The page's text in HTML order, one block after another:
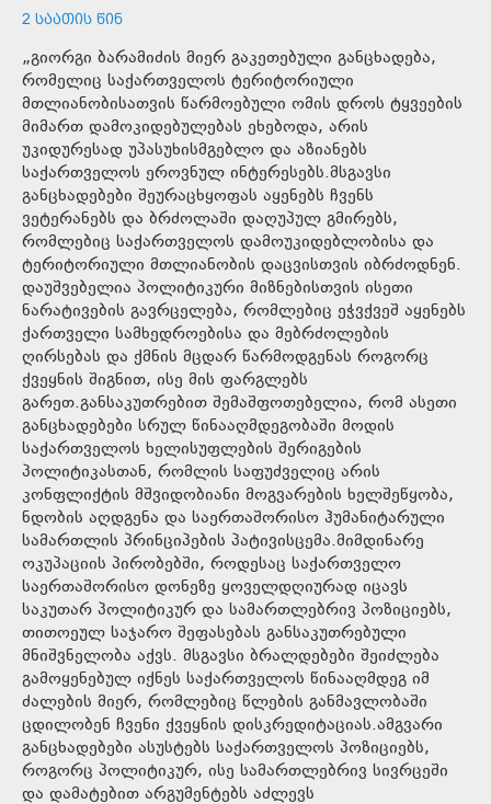
2 ᲡᲐᲐᲗᲘᲡ ᲬᲘᲜ
„გიორგი ბარამიძის მიერ გაკეთებული განცხადება,
რომელიც საქართველოს ტერიტორიული
მთლიანობისათვის წარმოებული ომის დროს ტყვეების
მიმართ დამოკიდებულებას ეხებოდა, არის
უკიდურესად უპასუხისმგებლო და აზიანებს
საქართველოს ეროვნულ ინტერესებს.მსგავსი
განცხადებები შეურაცხყოფას აყენებს ჩვენს
ვეტერანებს და ბრძოლაში დაღუპულ გმირებს,
რომლებიც საქართველოს დამოუკიდებლობისა და
ტერიტორიული მთლიანობის დაცვისთვის იბრძოდნენ.
დაუშვებელია პოლიტიკური მიზნებისთვის ისეთი
ნარატივების გავრცელება, რომლებიც ეჭვქვეშ აყენებს
ქართველი სამხედროებისა და მებრძოლების
ღირსებას და ქმნის მცდარ წარმოდგენას როგორც
ქვეყნის შიგნით, ისე მის ფარგლებს
გარეთ.განსაკუთრებით შემაშფოთებელია, რომ ასეთი
განცხადებები სრულ წინააღმდეგობაში მოდის
საქართველოს ხელისუფლების შერიგების
პოლიტიკასთან, რომლის საფუძველიც არის
კონფლიქტის მშვიდობიანი მოგვარების ხელშეწყობა,
ნდობის აღდგენა და საერთაშორისო ჰუმანიტარული
სამართლის პრინციპების პატივისცემა.მიმდინარე
ოკუპაციის პირობებში, როდესაც საქართველო
საერთაშორისო დონეზე ყოველდღიურად იცავს
საკუთარ პოლიტიკურ და სამართლებრივ პოზიციებს,
თითოეულ საჯარო შეფასებას განსაკუთრებული
მნიშვნელობა აქვს. მსგავსი ბრალდებები შეიძლება
გამოყენებულ იქნეს საქართველოს წინააღმდეგ იმ
ძალების მიერ, რომლებიც წლების განმავლობაში
ცდილობენ ჩვენი ქვეყნის დისკრედიტაციას.ამგვარი
განცხადებები ასუსტებს საქართველოს პოზიციებს,
როგორც პოლიტიკურ, ისე სამართლებრივ სივრცეში
და დამატებით არგუმენტებს აძლევს